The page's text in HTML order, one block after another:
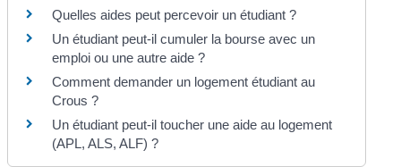
Quelles aides peut percevoir un étudiant ?
Un étudiant peut-il cumuler la bourse avec un
emploi ou une autre aide ?
Comment demander un logement étudiant au
Crous ?
Un étudiant peut-il toucher une aide au logement
(APL, ALS, ALF) ?